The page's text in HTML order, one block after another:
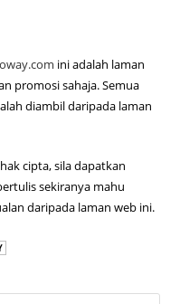
ini adalah laman
promosi sahaja. Semua
diambil daripada laman
cipta, sila dapatkan
sekiranya mahu
daripada laman web ini.